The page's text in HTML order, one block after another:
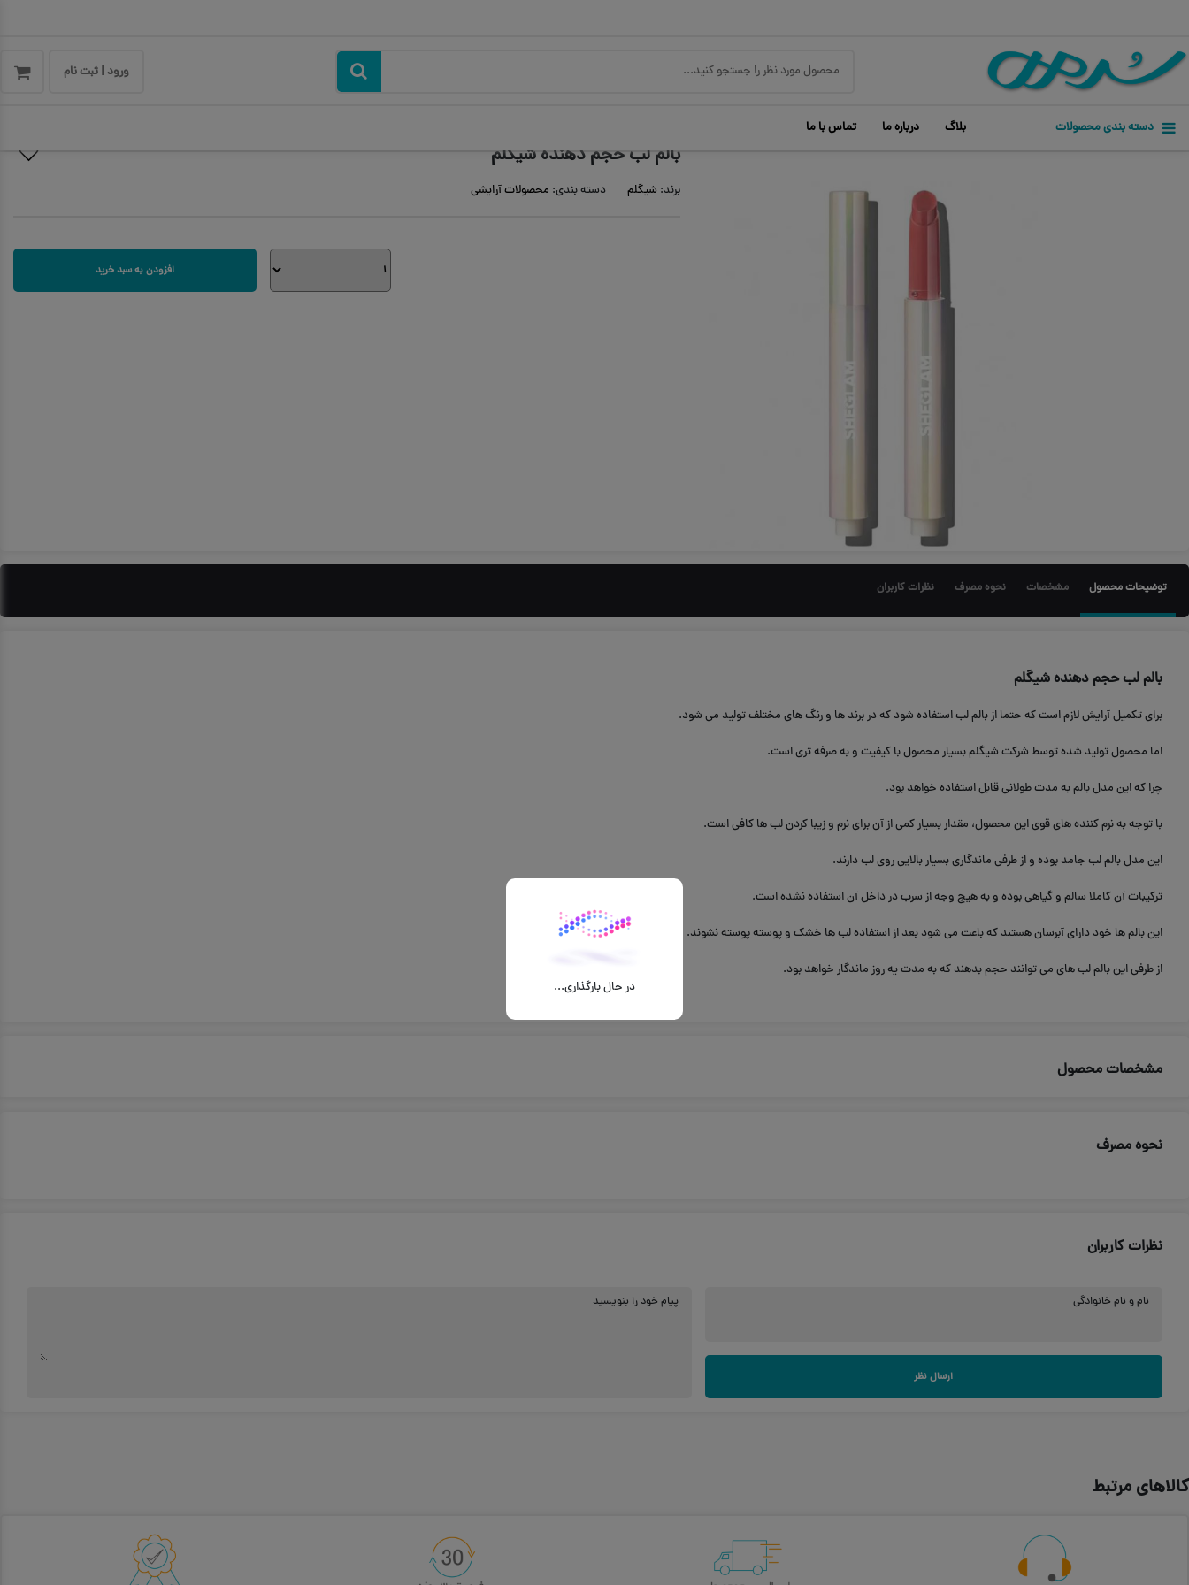
ورود | ثبت نام
دسته بندی محصولات بلاگ درباره ما تماس با ما
بالم لب حجم دهنده شیگلم
برند: شیگلم دسته بندی: محصولات آرایشی
افزودن به سبد خرید
توضیحات محصول مشخصات نحوه مصرف نظرات کاربران
بالم لب حجم دهنده شیگلم
برای تکمیل آرایش لازم است که حتما از بالم لب استفاده شود که در برند ها و رنگ های مختلف تولید می شود.
اما محصول تولید شده توسط شرکت شیگلم بسیار محصول با کیفیت و به صرفه تری است.
چرا که این مدل بالم به مدت طولانی قابل استفاده خواهد بود.
با توجه به نرم کننده های قوی این محصول، مقدار بسیار کمی از آن برای نرم و زیبا کردن لب ها کافی است.
این مدل بالم لب جامد بوده و از طرفی ماندگاری بسیار بالایی روی لب دارند.
ترکیبات آن کاملا سالم و گیاهی بوده و به هیچ وجه از سرب در داخل آن استفاده نشده است.
این بالم ها خود دارای آبرسان هستند که باعث می شود بعد از استفاده لب ها خشک و پوسته پوسته نشوند.
از طرفی این بالم لب های می توانند حجم بدهند که به مدت یه روز ماندگار خواهد بود.
مشخصات محصول
نحوه مصرف
نظرات کاربران
نام و نام خانوادگی
ارسال نظر
پیام خود را بنویسید
کالاهای مرتبط
در حال بارگذاری...